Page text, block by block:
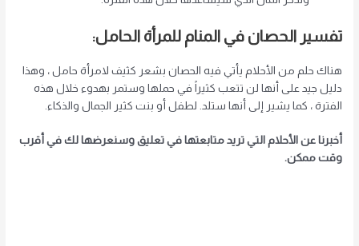
تفسير الحصان في المنام للمرأة الحامل:
هناك حلم من الأحلام يأتي فيه الحصان بشعر كثيف لامرأة حامل ، وهذا
دليل جيد على أنها لن تتعب كثيراً في حملها وستمر بهدوء خلال هذه
الفترة ، كما يشير إلى أنها ستلد. لطفل أو بنت كثير الجمال والذكاء.
أخبرنا عن الأحلام التي تريد متابعتها في تعليق وسنعرضها لك في أقرب
وقت ممكن.